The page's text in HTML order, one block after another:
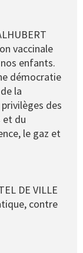
vaccinale
enfants.
démocratie
la
des
et du
le gaz et
DE VILLE
contre